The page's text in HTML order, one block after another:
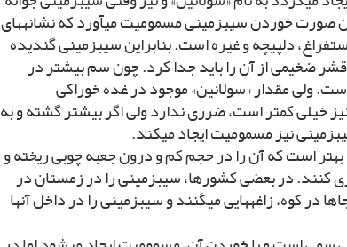
صورت خوردن سیب‏زمینى مسمومیت مى‏آورد که نشانه‏هاى
دل‏پیچه و غیره است. بنابراین سیب‏زمینى گندیده
ضخیمى از آن را باید جدا کرد. چون سم بیشتر در
ولى مقدار «سولانین» موجود در غده خوراکى
خیلى کم بوده و از 1% نیز خیلى کمتر است، ضررى ندارد ولى اگر بیشتر گشته و به
است که آن را در حجم کم و درون جعبه چوبى ریخته و
کنند. در بعضى کشورها، سیب‏زمینى را در زمستان در
در کوه، زاغه‏هایى مى‏کَنند و سیب‏زمینى را در داخل آنها